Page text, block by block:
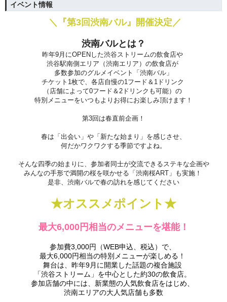
イベント情報
＼『第3回渋南バル』開催決定／
渋南バルとは？
昨年9月にOPENした渋谷ストリームの飲食店や
渋谷駅南側エリア（渋南エリア）の飲食店が
多数参加のグルメイベント「渋南バル」
チケット1枚で、各店自慢の1フード＆1ドリンク
（店舗によって0フード＆2ドリンクも可能）の
特別メニューをいつもよりお得にお楽しみ頂けます！
第3回は春直前企画！
春は「出会い」や「新たな始まり」を感じさせ、
何だかワクワクする季節ですよね。
そんな四季の始まりに、参加者同士が交流できるステキな企画や
みんなの手形で満開の桜を咲かせる「渋南桜ART」も実施！
是非、渋南バルで春の訪れを感じてください
★オススメポイント★
最大6,000円相当のメニューを堪能！
参加費3,000円（WEB申込、税込）で、
最大6,000円相当の特別メニューが楽しめる！
舞台は、昨年9月に開業した話題の複合施設
「渋谷ストリーム」を中心とした約30の飲食店。
参加店舗の中には、新業態の人気飲食店をはじめ、
渋南エリアの大人気店舗も多数